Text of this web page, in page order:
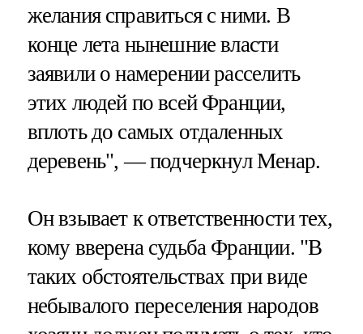
желания справиться с ними. В
конце лета нынешние власти
заявили о намерении расселить
этих людей по всей Франции,
вплоть до самых отдаленных
деревень", — подчеркнул Менар.
Он взывает к ответственности тех,
кому вверена судьба Франции. "В
таких обстоятельствах при виде
небывалого переселения народов